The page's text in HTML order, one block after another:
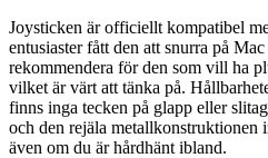
Joysticken är officiellt kompatibel
entusiaster fått den att snurra på
rekommendera för den som vill ha
vilket är värt att tänka på.
finns inga tecken på glapp eller
och den rejäla metallkonstruktionen
även om du är hårdhänt ibland.